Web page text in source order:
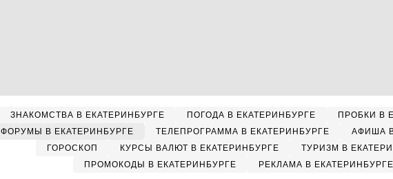
ЗНАКОМСТВА В ЕКАТЕРИНБУРГЕ ПОГОДА В ЕКАТЕРИНБУРГЕ
ПРОБКИ В
ФОРУМЫ В ЕКАТЕРИНБУРГЕ
ТЕЛЕПРОГРАММА В ЕКАТЕРИНБУРГЕ
АФИША
ГОРОСКОП
КУРСЫ ВАЛЮТ В ЕКАТЕРИНБУРГЕ
ТУРИЗМ В
ПРОМОКОДЫ В ЕКАТЕРИНБУРГЕ
РЕКЛАМА В ЕКАТЕРИНБУРГЕ